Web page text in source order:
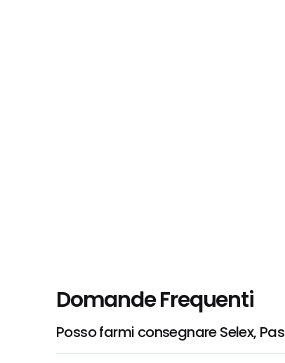
Domande Frequenti
Posso farmi consegnare Selex,